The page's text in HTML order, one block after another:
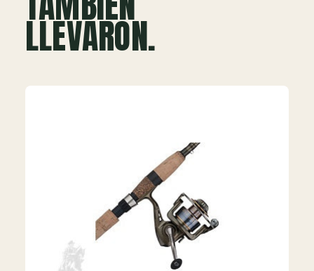
LLEVARON.